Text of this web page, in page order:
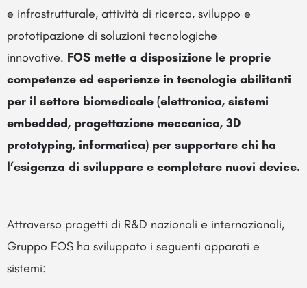
e infrastrutturale, attività di ricerca, sviluppo e
prototipazione di soluzioni tecnologiche
innovative. FOS mette a disposizione le proprie
competenze ed esperienze in tecnologie abilitanti
per il settore biomedicale (elettronica, sistemi
embedded, progettazione meccanica, 3D
prototyping, informatica) per supportare chi ha
l’esigenza di sviluppare e completare nuovi device.
Attraverso progetti di R&D nazionali e internazionali,
Gruppo FOS ha sviluppato i seguenti apparati e
sistemi: